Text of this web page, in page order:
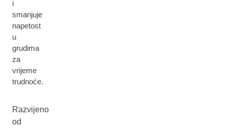
i
smanjuje
napetost
u
grudima
za
vrijeme
trudnoće.
Razvijeno
od